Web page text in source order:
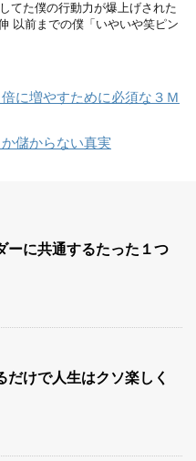
てた僕の行動力が爆上げされた
以前までの僕「いやいや笑ピン
に増やすために必須な３Ｍ
儲からない真実
ーに共通するたった１つ
だけで人生はクソ楽しく